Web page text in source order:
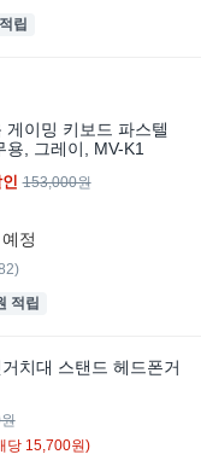
립
게이밍 키보드 파스텔
용, 그레이, MV-K1
153,000원
정
적립
치대 스탠드 헤드폰거
당 15,700원)